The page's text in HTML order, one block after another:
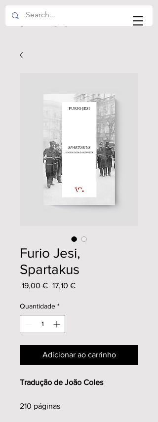
VS EDITOR
Furio Jesi,
Spartakus
19,00 € Preço
17,10 €Preço
Quantidade *
Adicionar ao carrinho
Tradução de João Coles
210 páginas